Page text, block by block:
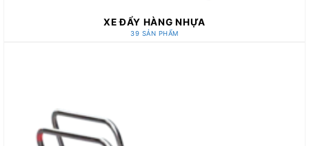
XE ĐẨY HÀNG NHỰA
39 SẢN PHẨM